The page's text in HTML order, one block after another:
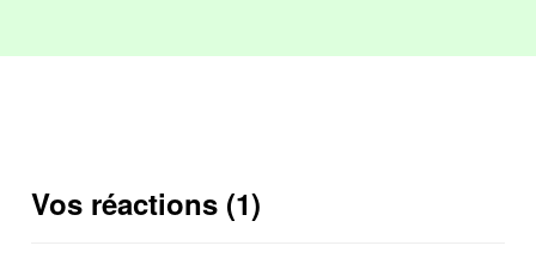
Vos réactions (1)